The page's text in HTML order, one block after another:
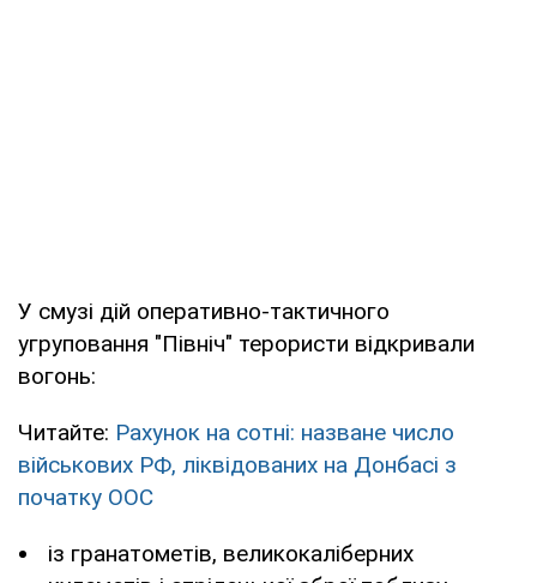
У смузі дій оперативно-тактичного
угруповання "Північ" терористи відкривали
вогонь:
Читайте: Рахунок на сотні: назване число
військових РФ, ліквідованих на Донбасі з
початку ООС
із гранатометів, великокаліберних